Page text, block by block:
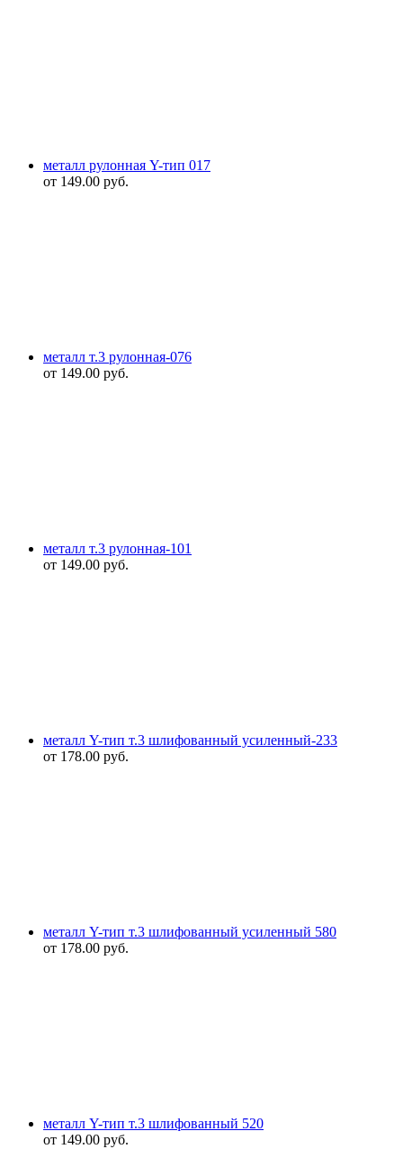
металл рулонная Y-тип 017
от 149.00 руб.
металл т.3 рулонная-076
от 149.00 руб.
металл т.3 рулонная-101
от 149.00 руб.
металл Y-тип т.3 шлифованный усиленный-233
от 178.00 руб.
металл Y-тип т.3 шлифованный усиленный 580
от 178.00 руб.
металл Y-тип т.3 шлифованный 520
от 149.00 руб.